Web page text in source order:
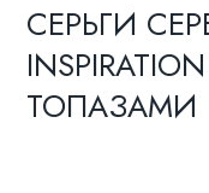
СЕРЬГИ
ТОПАЗАМИ